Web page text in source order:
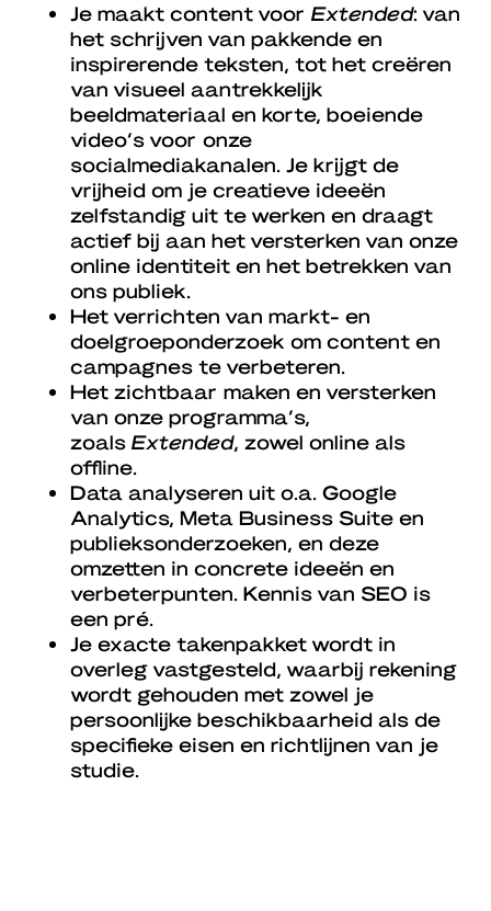
Je maakt content voor Extended: van
het schrijven van pakkende en
inspirerende teksten, tot het creëren
van visueel aantrekkelijk
beeldmateriaal en korte, boeiende
video’s voor onze
socialmediakanalen. Je krijgt de
vrijheid om je creatieve ideeën
zelfstandig uit te werken en draagt
actief bij aan het versterken van onze
online identiteit en het betrekken van
ons publiek.
Het verrichten van markt- en
doelgroeponderzoek om content en
campagnes te verbeteren.
Het zichtbaar maken en versterken
van onze programma’s,
zoals Extended, zowel online als
offline.
Data analyseren uit o.a. Google
Analytics, Meta Business Suite en
publieksonderzoeken, en deze
omzetten in concrete ideeën en
verbeterpunten. Kennis van SEO is
een pré.
Je exacte takenpakket wordt in
overleg vastgesteld, waarbij rekening
wordt gehouden met zowel je
persoonlijke beschikbaarheid als de
specifieke eisen en richtlijnen van je
studie.